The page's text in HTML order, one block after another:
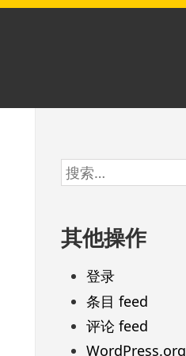
跳
至
脚
搜
索：
其他操作
登录
条目 feed
评论 feed
WordPress.org